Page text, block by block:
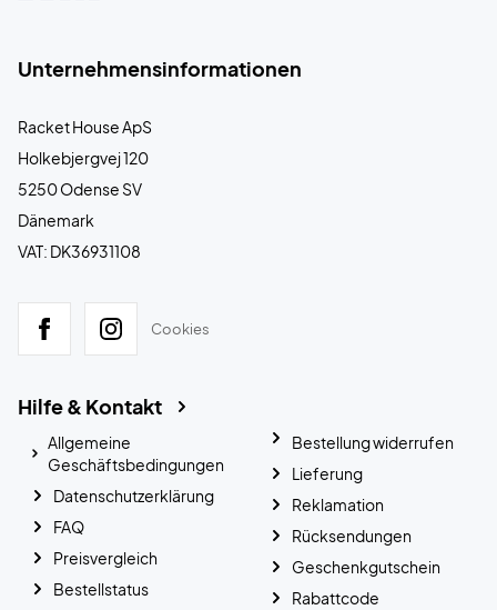
Unternehmensinformationen
Racket House ApS
Holkebjergvej 120
5250 Odense SV
Dänemark
VAT: DK36931108
Cookies
Hilfe & Kontakt
Allgemeine
Geschäftsbedingungen
Datenschutzerklärung
FAQ
Preisvergleich
Bestellstatus
Bestellung widerrufen
Lieferung
Reklamation
Rücksendungen
Geschenkgutschein
Rabattcode